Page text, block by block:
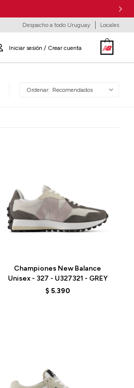
Despacho a todo Uruguay Locales
Recomendados
Championes New Balance
Unisex - 327 - U327321 - GREY
$ 5.390